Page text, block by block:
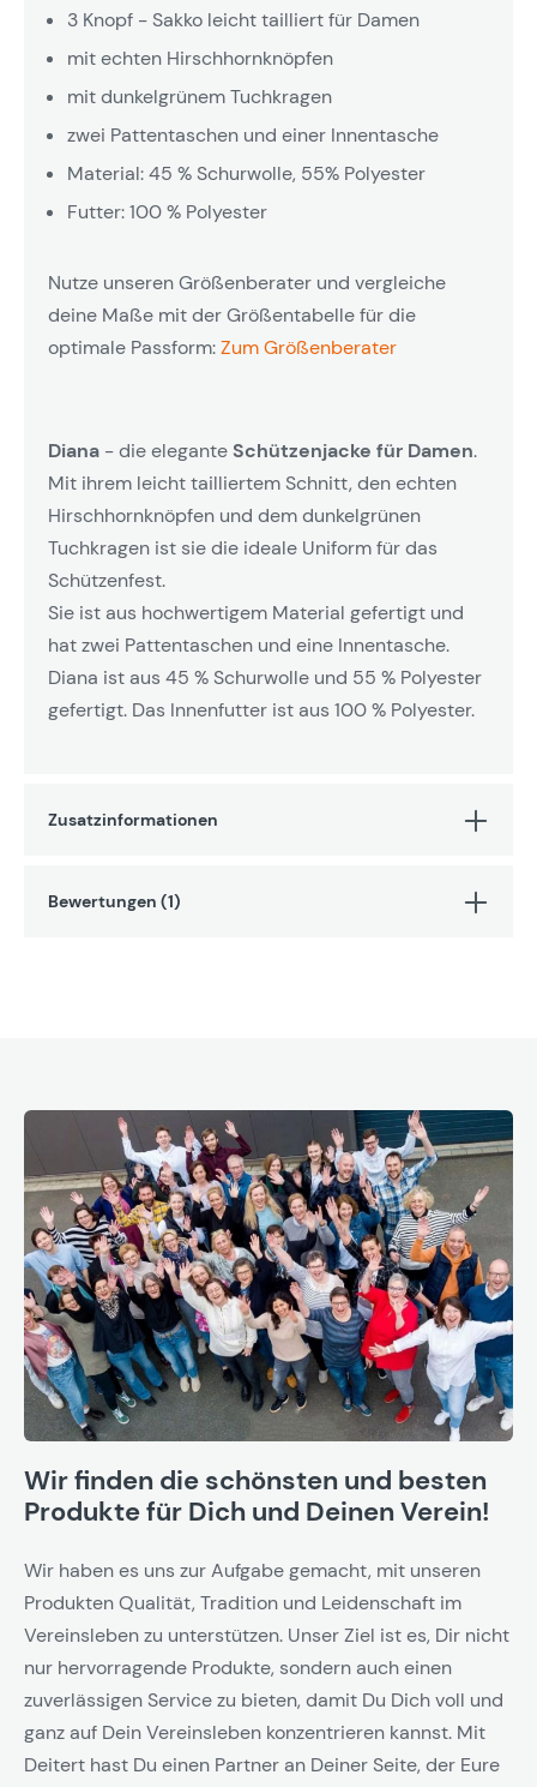
3 Knopf - Sakko leicht tailliert für Damen
mit echten Hirschhornknöpfen
mit dunkelgrünem Tuchkragen
zwei Pattentaschen und einer Innentasche
Material: 45 % Schurwolle, 55% Polyester
Futter: 100 % Polyester
Nutze unseren Größenberater und vergleiche
deine Maße mit der Größentabelle für die
optimale Passform:Zum Größenberater
Diana - die elegante Schützenjacke für Damen.
Mit ihrem leicht tailliertem Schnitt, den echten
Hirschhornknöpfen und dem dunkelgrünen
Tuchkragen ist sie die ideale Uniform für das
Schützenfest.
Sie ist aus hochwertigem Material gefertigt und
hat zwei Pattentaschen und eine Innentasche.
Diana ist aus 45 % Schurwolle und 55 % Polyester
gefertigt. Das Innenfutter ist aus 100 % Polyester.
Zusatzinformationen
Bewertungen (1)
Wir finden die schönsten und besten
Produkte für Dich und Deinen Verein!
Wir haben es uns zur Aufgabe gemacht, mit unseren
Produkten Qualität, Tradition und Leidenschaft im
Vereinsleben zu unterstützen. Unser Ziel ist es, Dir nicht
nur hervorragende Produkte, sondern auch einen
zuverlässigen Service zu bieten, damit Du Dich voll und
ganz auf Dein Vereinsleben konzentrieren kannst. Mit
Deitert hast Du einen Partner an Deiner Seite, der Eure